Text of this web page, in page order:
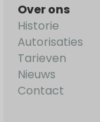
Over ons
Historie
Autorisaties
Tarieven
Nieuws
Contact